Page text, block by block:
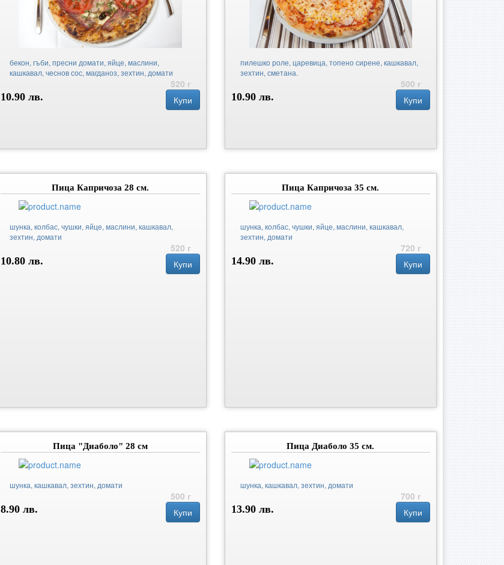
бекон, гъби, пресни домати, яйце, маслини,
кашкавал, чеснов сос, магданоз, зехтин, домати
520 г
10.90 лв.
Купи
пилешко роле, царевица, топено сирене, кашкавал,
зехтин, сметана.
500 г
10.90 лв.
Купи
Пица Капричоза 28 см.
шунка, колбас, чушки, яйце, маслини, кашкавал,
зехтин, домати
520 г
10.80 лв.
Купи
Пица Капричоза 35 см.
шунка, колбас, чушки, яйце, маслини, кашкавал,
зехтин, домати
720 г
14.90 лв.
Купи
Пица "Диаболо" 28 см
шунка, кашкавал, зехтин, домати
500 г
8.90 лв.
Купи
Пица Диаболо 35 см.
шунка, кашкавал, зехтин, домати
700 г
13.90 лв.
Купи